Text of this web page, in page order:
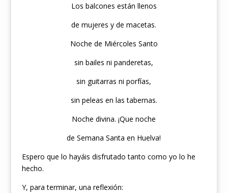
Los balcones están llenos
de mujeres y de macetas.
Noche de Miércoles Santo
sin bailes ni panderetas,
sin guitarras ni porfías,
sin peleas en las tabernas.
Noche divina. ¡Que noche
de Semana Santa en Huelva!
Espero que lo hayáis disfrutado tanto como yo lo he
hecho.
Y, para terminar, una reflexión: